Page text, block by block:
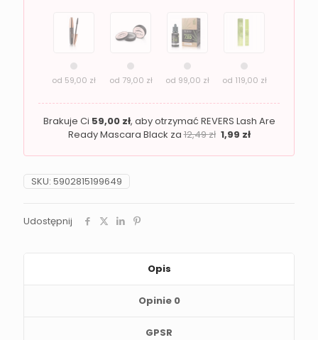
od 59,00 zł od 79,00 zł od 99,00 zł od 119,00 zł
Brakuje Ci 59,00 zł, aby otrzymać REVERS Lash Are
Ready Mascara Black za12,49zł 1,99 zł
SKU: 5902815199649
Udostępnij
Opis
Opinie 0
GPSR